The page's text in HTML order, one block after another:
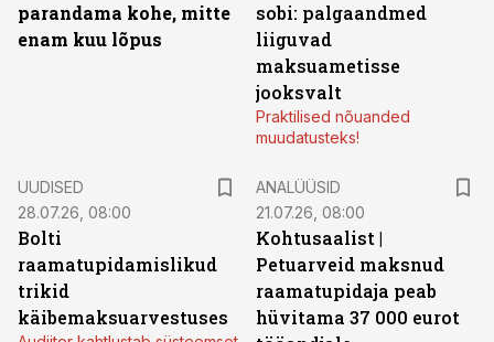
parandama kohe, mitte
enam kuu lõpus
sobi: palgaandmed
liiguvad
maksuametisse
jooksvalt
Praktilised nõuanded
muudatusteks!
UUDISED
28.07.26, 08:00
Bolti
raamatupidamislikud
trikid
käibemaksuarvestuses
ANALÜÜSID
21.07.26, 08:00
Kohtusaalist |
Petuarveid maksnud
raamatupidaja peab
hüvitama 37 000 eurot